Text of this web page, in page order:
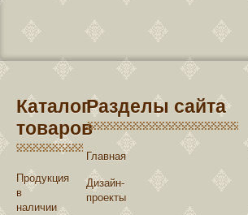
Каталог
товаров
Продукция
в
наличии
Разделы сайта
Главная
Дизайн-
проекты